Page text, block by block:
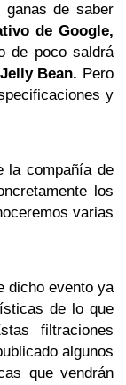
ganas de saber
de Google,
de poco saldrá
Bean. Pero
y
la compañía de
los
varias
dicho evento ya
de lo que
filtraciones
algunos
que vendrán